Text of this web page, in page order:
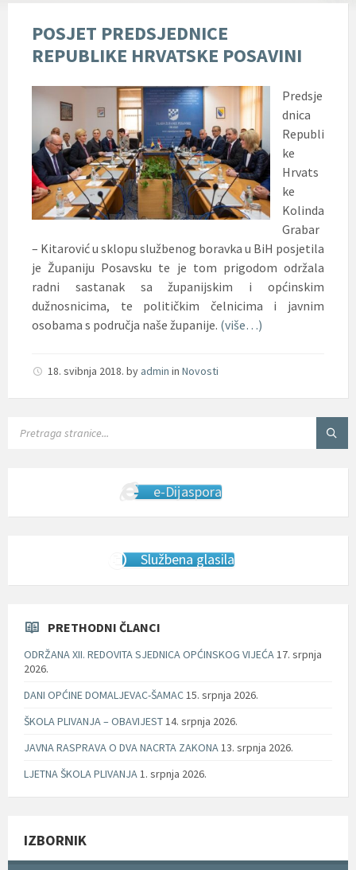
POSJET PREDSJEDNICE
REPUBLIKE HRVATSKE POSAVINI
Predsje
dnica
Republi
ke
Hrvats
ke
Kolinda
Grabar
– Kitarović u sklopu službenog boravka u BiH posjetila
je Županiju Posavsku te je tom prigodom održala
radni sastanak sa županijskim i općinskim
dužnosnicima, te političkim čelnicima i javnim
osobama s područja naše županije. (više…)
18. svibnja 2018. by admin in Novosti
e-Dijaspora
Službena glasila
PRETHODNI ČLANCI
ODRŽANA XII. REDOVITA SJEDNICA OPĆINSKOG VIJEĆA17. srpnja
2026.
DANI OPĆINE DOMALJEVAC-ŠAMAC15. srpnja 2026.
ŠKOLA PLIVANJA – OBAVIJEST14. srpnja 2026.
JAVNA RASPRAVA O DVA NACRTA ZAKONA13. srpnja 2026.
LJETNA ŠKOLA PLIVANJA1. srpnja 2026.
IZBORNIK